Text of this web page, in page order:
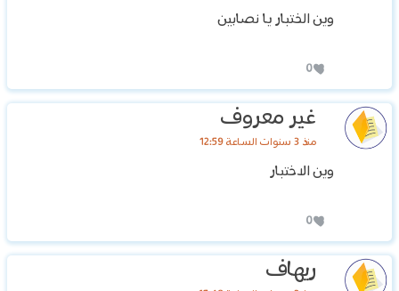
وين الختبار يا نصابين
0
غير معروف
منذ 3 سنوات الساعة 12:59
وين الاختبار
0
ريهاف